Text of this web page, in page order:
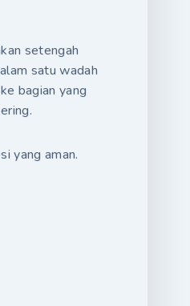
setengah
satu wadah
bagian yang
yang aman.